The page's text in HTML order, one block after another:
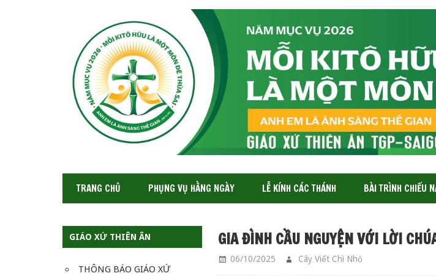
XỨ
THIÊN
ÂN-
SAIGON
TRANG CHỦ PHỤNG VỤ HẰNG NGÀY LỄ KÍNH CÁC THÁNH BÀI TRÌNH CHIẾU
GIÁO XỨ THIÊN ÂN
THÔNG BÁO GIÁO XỨ
GIA ĐÌNH CẦU NGUYỆN VỚI LỜI
06/10/2025 Cây Viết Chì Nhỏ